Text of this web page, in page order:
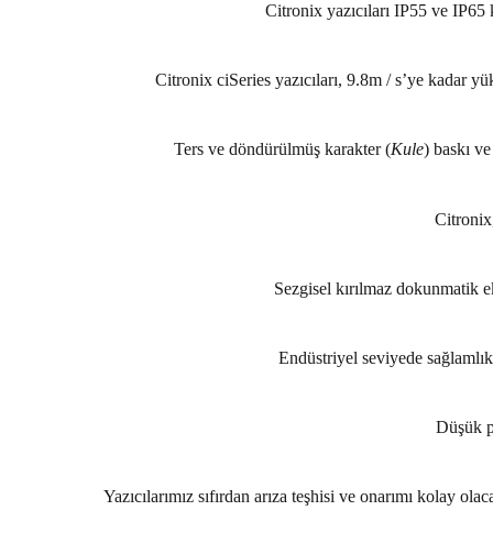
Citronix yazıcıları IP55 ve
Citronix ciSeries yazıcıları, 9.8m / s’ye kadar
Ters ve döndürülmüş karakter (Kule) baskı
Sezgisel kırılmaz
Endüstriyel seviyede
Düşük
Yazıcılarımız sıfırdan arıza teşhisi ve onarımı kolay